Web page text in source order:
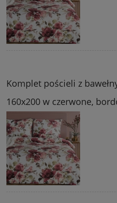
Komplet pościeli z
160x200 w czerwone,